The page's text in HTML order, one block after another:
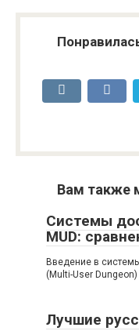
Вам также
Системы
MUD:
Введение в
(Multi-User
Лучшие